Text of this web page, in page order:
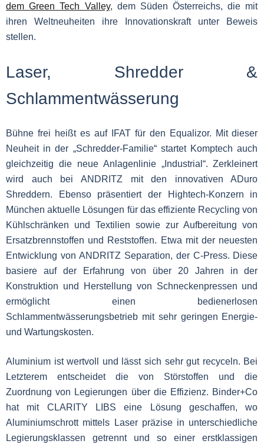
dem Green Tech Valley, dem Süden Österreichs, die mit
ihren Weltneuheiten ihre Innovationskraft unter Beweis
stellen.
Laser, Shredder &
Schlammentwässerung
Bühne frei heißt es auf IFAT für den Equalizor. Mit dieser
Neuheit in der „Schredder-Familie“ startet Komptech auch
gleichzeitig die neue Anlagenlinie „Industrial“. Zerkleinert
wird auch bei ANDRITZ mit den innovativen ADuro
Shreddern. Ebenso präsentiert der Hightech-Konzern in
München aktuelle Lösungen für das effiziente Recycling von
Kühlschränken und Textilien sowie zur Aufbereitung von
Ersatzbrennstoffen und Reststoffen. Etwa mit der neuesten
Entwicklung von ANDRITZ Separation, der C-Press. Diese
basiere auf der Erfahrung von über 20 Jahren in der
Konstruktion und Herstellung von Schneckenpressen und
ermöglicht einen bedienerlosen
Schlammentwässerungsbetrieb mit sehr geringen Energie-
und Wartungskosten.
Aluminium ist wertvoll und lässt sich sehr gut recyceln. Bei
Letzterem entscheidet die von Störstoffen und die
Zuordnung von Legierungen über die Effizienz. Binder+Co
hat mit CLARITY LIBS eine Lösung geschaffen, wo
Aluminiumschrott mittels Laser präzise in unterschiedliche
Legierungsklassen getrennt und so einer erstklassigen